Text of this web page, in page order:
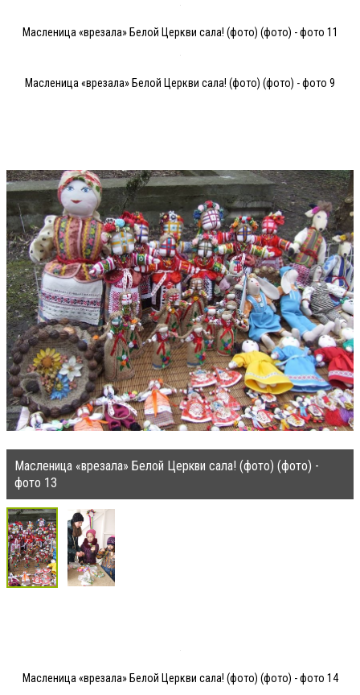
Масленица «врезала» Белой Церкви сала! (фото) (фото) - фото 11
Масленица «врезала» Белой Церкви сала! (фото) (фото) - фото 9
Масленица «врезала» Белой Церкви сала! (фото) (фото) -
фото 13
Масленица «врезала» Белой Церкви сала! (фото) (фото) - фото 14